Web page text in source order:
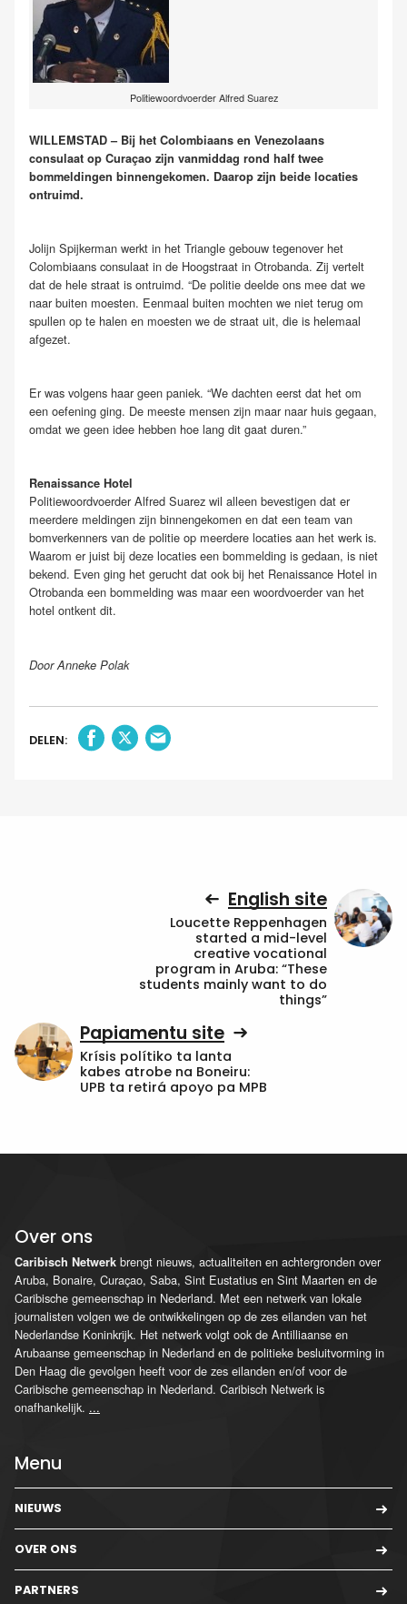
Politiewoordvoerder Alfred Suarez
WILLEMSTAD – Bij het Colombiaans en Venezolaans
consulaat op Curaçao zijn vanmiddag rond half twee
bommeldingen binnengekomen. Daarop zijn beide locaties
ontruimd.
Jolijn Spijkerman werkt in het Triangle gebouw tegenover het
Colombiaans consulaat in de Hoogstraat in Otrobanda. Zij vertelt
dat de hele straat is ontruimd. “De politie deelde ons mee dat we
naar buiten moesten. Eenmaal buiten mochten we niet terug om
spullen op te halen en moesten we de straat uit, die is helemaal
afgezet.
Er was volgens haar geen paniek. “We dachten eerst dat het om
een oefening ging. De meeste mensen zijn maar naar huis gegaan,
omdat we geen idee hebben hoe lang dit gaat duren.”
Renaissance Hotel
Politiewoordvoerder Alfred Suarez wil alleen bevestigen dat er
meerdere meldingen zijn binnengekomen en dat een team van
bomverkenners van de politie op meerdere locaties aan het werk is.
Waarom er juist bij deze locaties een bommelding is gedaan, is niet
bekend. Even ging het gerucht dat ook bij het Renaissance Hotel in
Otrobanda een bommelding was maar een woordvoerder van het
hotel ontkent dit.
Door Anneke Polak
DELEN:
English site
Loucette Reppenhagen
started a mid-level
creative vocational
program in Aruba: “These
students mainly want to do
things”
Papiamentu site
Krísis polítiko ta lanta
kabes atrobe na Boneiru:
UPB ta retirá apoyo pa MPB
Over ons
Caribisch Netwerk brengt nieuws, actualiteiten en achtergronden over
Aruba, Bonaire, Curaçao, Saba, Sint Eustatius en Sint Maarten en de
Caribische gemeenschap in Nederland. Met een netwerk van lokale
journalisten volgen we de ontwikkelingen op de zes eilanden van het
Nederlandse Koninkrijk. Het netwerk volgt ook de Antilliaanse en
Arubaanse gemeenschap in Nederland en de politieke besluitvorming in
Den Haag die gevolgen heeft voor de zes eilanden en/of voor de
Caribische gemeenschap in Nederland. Caribisch Netwerk is
onafhankelijk. ...
Menu
NIEUWS
OVER ONS
PARTNERS